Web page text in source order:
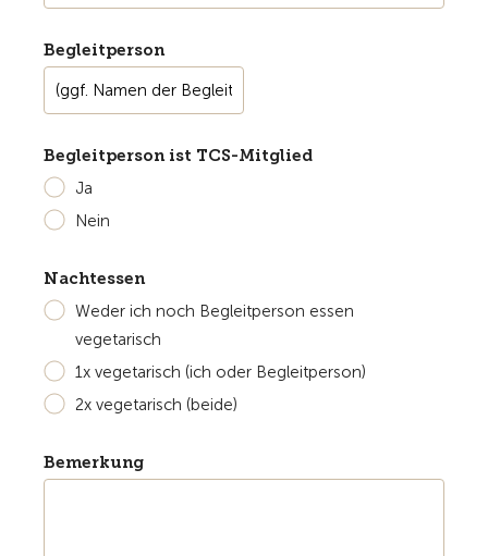
Begleitperson
Begleitperson ist TCS-Mitglied
Ja
Nein
Nachtessen
Weder ich noch Begleitperson essen
vegetarisch
1x vegetarisch (ich oder Begleitperson)
2x vegetarisch (beide)
Bemerkung